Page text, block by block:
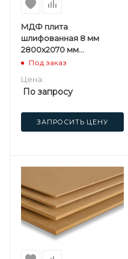
МДФ плита
шлифованная 8 мм
2800х2070 мм
Мостовдрев F
Под заказ
Цена:
По запросу
ЗАПРОСИТЬ ЦЕНУ